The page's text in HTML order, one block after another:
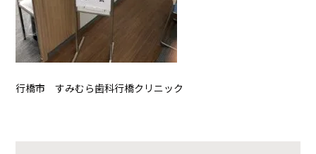
行橋市 すみむら歯科行橋クリニック